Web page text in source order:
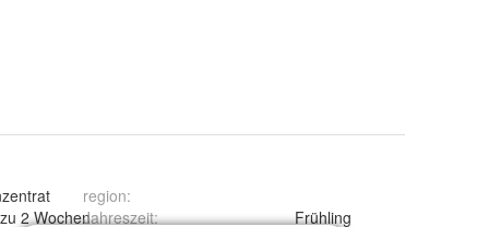
2 Wochen
region:
Jahreszeit:
Frühling